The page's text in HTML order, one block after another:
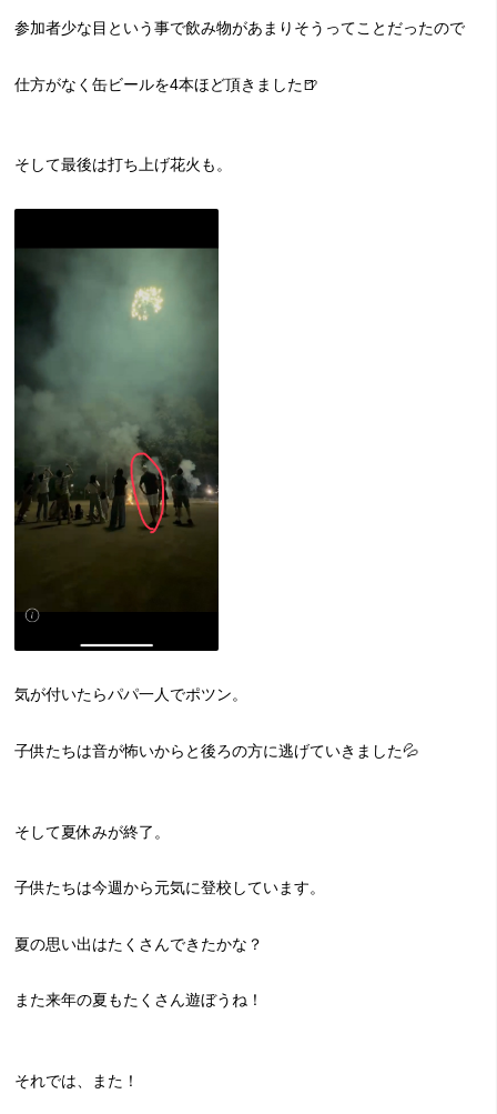
参加者少な目という事で飲み物があまりそうってことだったので
仕方がなく缶ビールを4本ほど頂きました🍺
そして最後は打ち上げ花火も。
気が付いたらパパ一人でポツン。
子供たちは音が怖いからと後ろの方に逃げていきました💦
そして夏休みが終了。
子供たちは今週から元気に登校しています。
夏の思い出はたくさんできたかな？
また来年の夏もたくさん遊ぼうね！
それでは、また！